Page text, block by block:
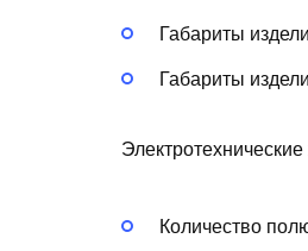
Габариты
Габариты
Электротехнические
Количество